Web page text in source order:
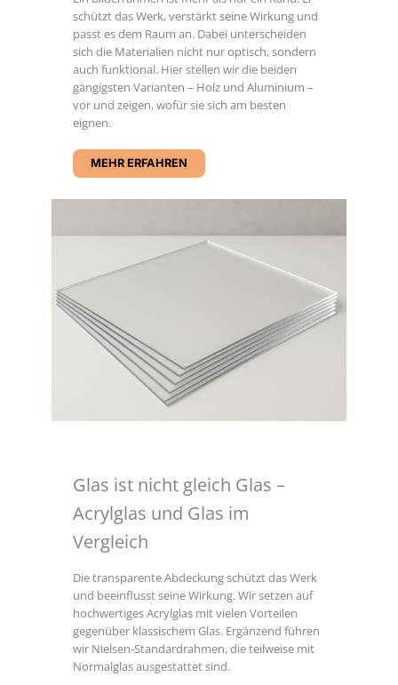
schützt das Werk, verstärkt seine Wirkung und
passt es dem Raum an. Dabei unterscheiden
sich die Materialien nicht nur optisch, sondern
auch funktional. Hier stellen wir die beiden
gängigsten Varianten – Holz und Aluminium –
vor und zeigen, wofür sie sich am besten
eignen.
MEHR ERFAHREN
Glas ist nicht gleich Glas –
Acrylglas und Glas im
Vergleich
Die transparente Abdeckung schützt das Werk
und beeinflusst seine Wirkung. Wir setzen auf
hochwertiges Acrylglas mit vielen Vorteilen
gegenüber klassischem Glas. Ergänzend führen
wir Nielsen-Standardrahmen, die teilweise mit
Normalglas ausgestattet sind.